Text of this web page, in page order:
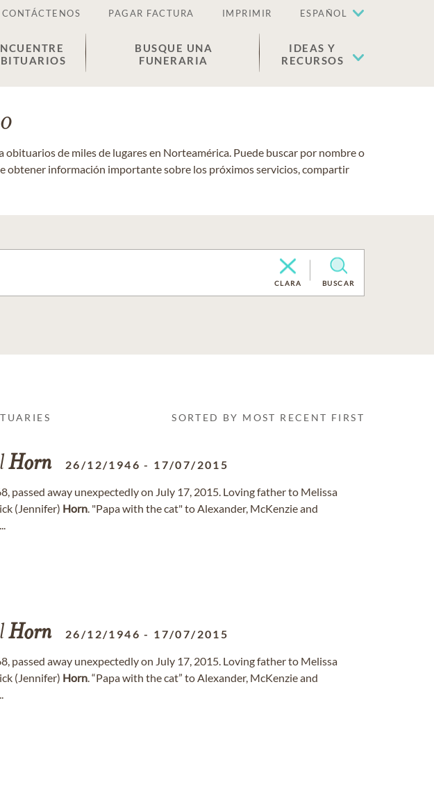
CONTÁCTENOS PAGAR FACTURA IMPRIMIR ESPAÑOL
BUSQUE UNA
FUNERARIA
IDEAS Y
RECURSOS
de miles de lugares en Norteamérica. Puede buscar por nombre o
obtener información importante sobre los próximos servicios, compartir
CLARA BUSCAR
SORTED BY MOST RECENT FIRST
Horn 26/12/1946 - 17/07/2015
passed away unexpectedly on July 17, 2015. Loving father to Melissa
(Jennifer) Horn. "Papa with the cat" to Alexander, McKenzie and
Horn 26/12/1946 - 17/07/2015
passed away unexpectedly on July 17, 2015. Loving father to Melissa
(Jennifer) Horn. “Papa with the cat” to Alexander, McKenzie and